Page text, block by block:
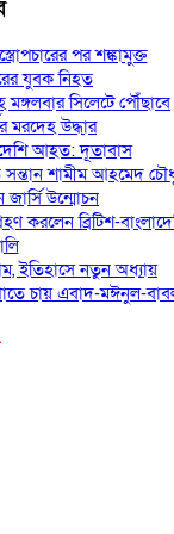
পর শঙ্কামুক্ত
যুবক নিহত
সিলেটে পৌঁছাবে
মরদেহ উদ্ধার
আহত: দূতাবাস
সন্তান শামীম আহমেদ
জার্সি উন্মোচন
করলেন ব্রিটিশ-
ইতিহাসে নতুন অধ্যায়
চায় এবাদ-মঈনুল-